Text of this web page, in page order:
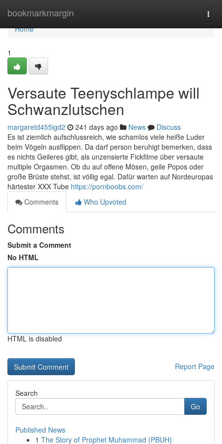
bookmarkmargin
Home
Home
1
Versaute Teenyschlampe will
Schwanzlutschen
margaretd455igd2 241 days ago News
Discuss
Es ist ziemlich aufschlussreich, wie schamlos viele heiße Luder
beim Vögeln ausflippen. Da darf person beruhigt bemerken, dass
es nichts Geileres gibt, als unzensierte Fickfilme über versaute
multiple Orgasmen. Ob du auf offene Mösen, geile Popos oder
große Brüste stehst, ist völlig egal. Dafür warten auf Nordeuropas
härtester XXX Tube https://pornboobs.com/
Comments
Who Upvoted
Comments
Submit a Comment
No HTML
HTML is disabled
Report Page
Search
Go
Published News
1 The Story of Prophet Muhammad (PBUH)